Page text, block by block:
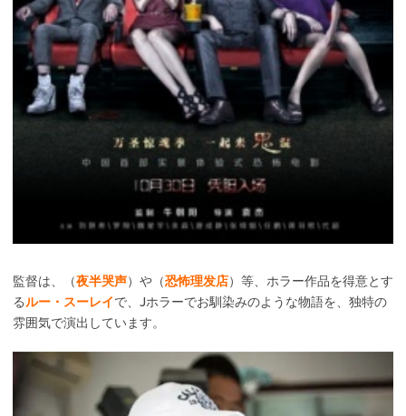
監督は、（夜半哭声）や（恐怖理发店）等、ホラー作品を得意とす
るルー・スーレイで、Jホラーでお馴染みのような物語を、独特の
雰囲気で演出しています。